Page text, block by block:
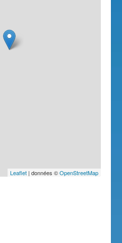
Leaflet| données ©OpenStreetMap